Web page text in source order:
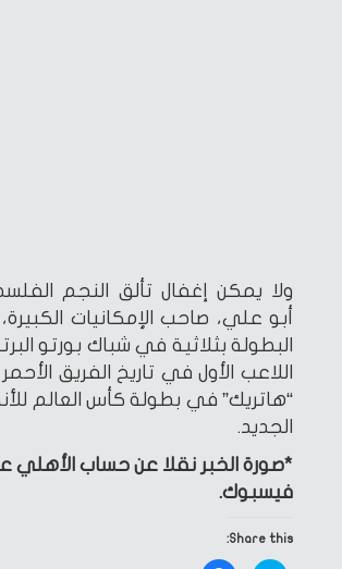
ولا يمكن إغفال تألق النجم
أبو علي، صاحب الإمكانيات
البطولة بثلاثية في شباك بورتو
اللاعب الأول في تاريخ الفريق
“هاتريك” في بطولة كأس العالم
الجديد.
*صورة الخبر نقلا عن حساب الأهلي
فيسبوك.
Share this: